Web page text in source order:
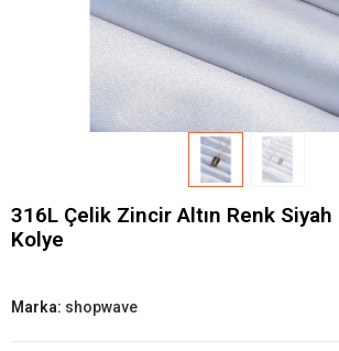
316L Çelik Zincir Altın Renk
Kolye
Marka: shopwave